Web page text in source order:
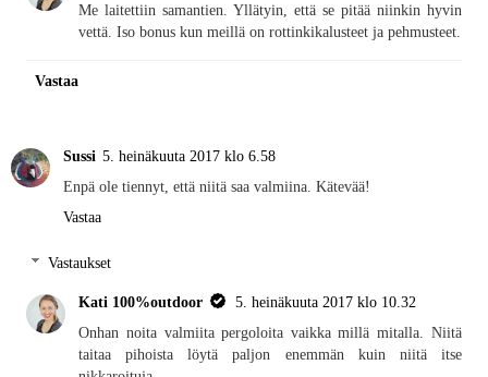
Me laitettiin samantien. Yllätyin, että se pitää niinkin hyvin
vettä. Iso bonus kun meillä on rottinkikalusteet ja pehmusteet.
Vastaa
Sussi 5. heinäkuuta 2017 klo 6.58
Enpä ole tiennyt, että niitä saa valmiina. Kätevää!
Vastaa
Vastaukset
Kati 100%outdoor
5. heinäkuuta 2017 klo 10.32
Onhan noita valmiita pergoloita vaikka millä mitalla. Niitä
taitaa pihoista löytä paljon enemmän kuin niitä itse